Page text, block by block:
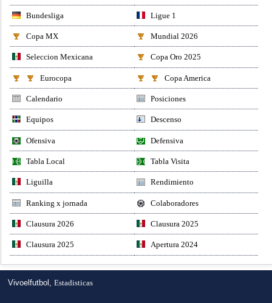
Bundesliga Ligue 1
Copa MX Mundial 2026
Seleccion Mexicana Copa Oro 2025
Eurocopa Copa America
Calendario Posiciones
Equipos Descenso
Ofensiva Defensiva
Tabla Local Tabla Visita
Liguilla Rendimiento
Ranking x jornada Colaboradores
Clausura 2026 Clausura 2025
Clausura 2025 Apertura 2024
Vivoelfutbol,Estadisticas